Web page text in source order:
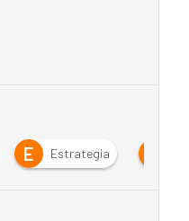
E Estrategia